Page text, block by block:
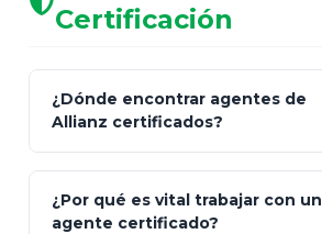
Certificación
¿Dónde encontrar agentes de
Allianz certificados?
Seguros y Fianzas (CNSF)
¿Por qué es vital trabajar con un
agente certificado?